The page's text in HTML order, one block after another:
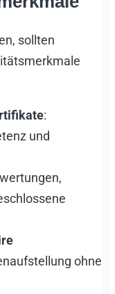
sollten
:
und
ohne